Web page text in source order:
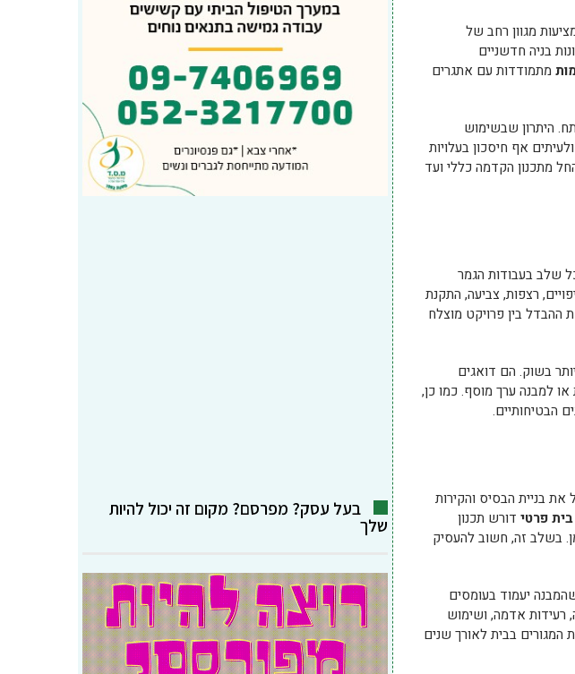
מגוון רחב של
בניה חדשניים
מתמודדות עם אתגרים
היתרון שבשימוש
אף חיסכון בעלויות
מתכנון הקדמה כללי ועד
שלב בעבודות הגמר
רצפות, צביעה, התקנת
ההבדל בין פרויקט מוצלח
בשוק. הם דואגים
או למבנה ערך מוסף. כמו כן,
הבטיחותיים.
בניית הבסיס והקירות
פרטי דורש תכנון
בשלב זה, חשוב להעסיק
יעמוד בעומסים
רעידות אדמה, ושימוש
המגורים בבית לאורך שנים
בעל עסק? מפרסם? מקום זה יכול להיות
שלך